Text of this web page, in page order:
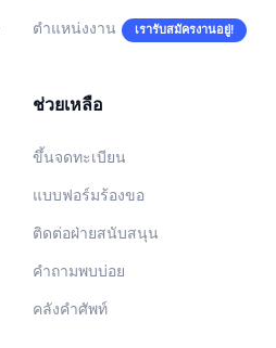
ตำแหน่งงาน เรารับสมัครงานอยู่!
ช่วยเหลือ
ขึ้นจดทะเบียน
แบบฟอร์มร้องขอ
ติดต่อฝ่ายสนับสนุน
คำถามพบบ่อย
คลังคำศัพท์